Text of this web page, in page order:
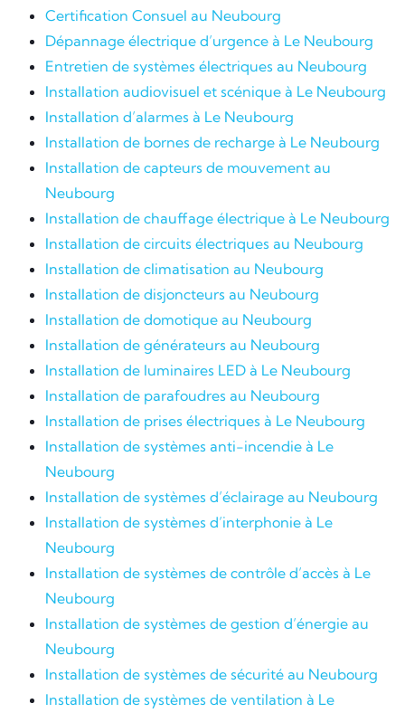
Certification Consuel au Neubourg
Dépannage électrique d’urgence à Le Neubourg
Entretien de systèmes électriques au Neubourg
Installation audiovisuel et scénique à Le Neubourg
Installation d’alarmes à Le Neubourg
Installation de bornes de recharge à Le Neubourg
Installation de capteurs de mouvement au
Neubourg
Installation de chauffage électrique à Le Neubourg
Installation de circuits électriques au Neubourg
Installation de climatisation au Neubourg
Installation de disjoncteurs au Neubourg
Installation de domotique au Neubourg
Installation de générateurs au Neubourg
Installation de luminaires LED à Le Neubourg
Installation de parafoudres au Neubourg
Installation de prises électriques à Le Neubourg
Installation de systèmes anti-incendie à Le
Neubourg
Installation de systèmes d’éclairage au Neubourg
Installation de systèmes d’interphonie à Le
Neubourg
Installation de systèmes de contrôle d’accès à Le
Neubourg
Installation de systèmes de gestion d’énergie au
Neubourg
Installation de systèmes de sécurité au Neubourg
Installation de systèmes de ventilation à Le